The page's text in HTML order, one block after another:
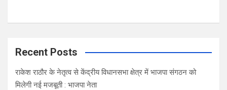
Recent Posts
राकेश राठौर के नेतृत्व से केंद्रीय विधानसभा क्षेत्र में भाजपा संगठन को
मिलेगी नई मजबूती : भाजपा नेता